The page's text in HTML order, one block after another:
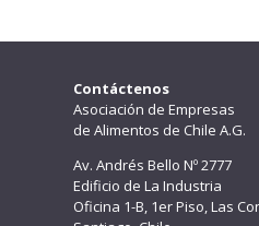
Contáctenos
Asociación de Empresas
de Alimentos de Chile A.G.
Av. Andrés Bello Nº 2777
Edificio de La Industria
Oficina 1-B, 1er Piso, Las